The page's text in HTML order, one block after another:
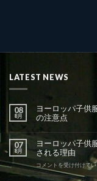
LATEST NEWS
08
8月
ヨーロッパ子供
の注意点
07
8月
ヨーロッパ子供
される理由
ヨ
ー
コメントを受け付けてい